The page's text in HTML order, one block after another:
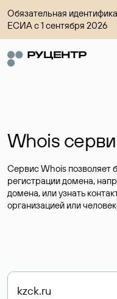
Обязательная
ЕСИА с 1 сентября 2026
Whois
Сервис Whois позволяет
регистрации домена,
домена, или узнать
организацией или